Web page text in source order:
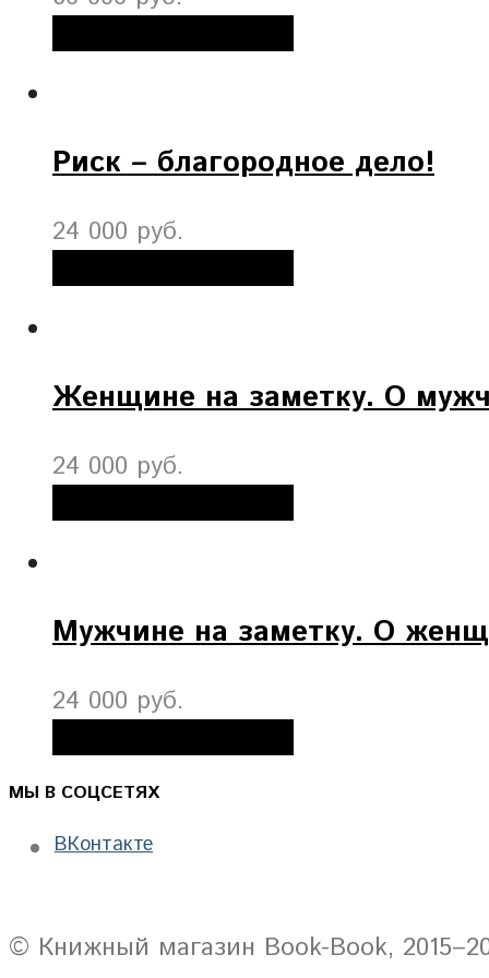
Риск – благородное дело!
24 000 руб.
Женщине на заметку. О
24 000 руб.
Мужчине на заметку. О
24 000 руб.
МЫ В СОЦСЕТЯХ
ВКонтакте
© Книжный магазин Book-Book,